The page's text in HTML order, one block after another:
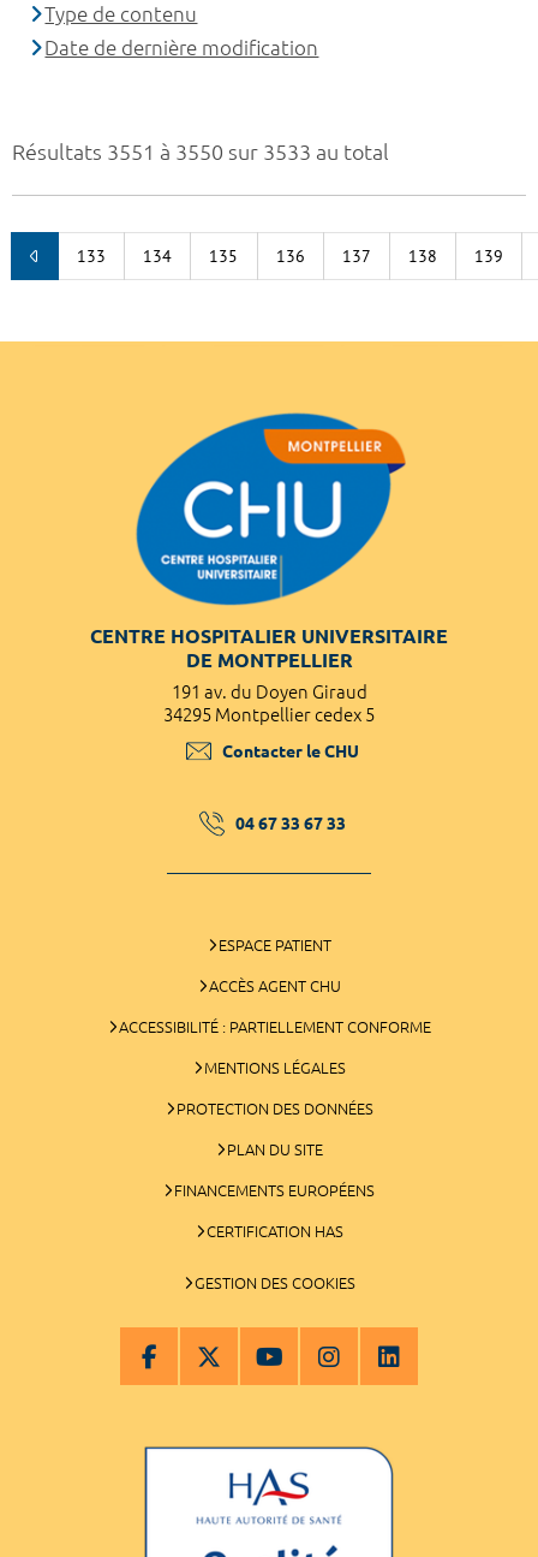
Résultats 3551 à 3550 sur 3533 au total
133 134 135 136 137 138 139
Type de contenu
Date de dernière modification
CENTRE HOSPITALIER UNIVERSITAIRE
DE MONTPELLIER
191 av. du Doyen Giraud
34295 Montpellier cedex 5
Contacter le CHU
04 67 33 67 33
ESPACE PATIENT
ACCÈS AGENT CHU
ACCESSIBILITÉ : PARTIELLEMENT CONFORME
MENTIONS LÉGALES
PROTECTION DES DONNÉES
PLAN DU SITE
FINANCEMENTS EUROPÉENS
CERTIFICATION HAS
GESTION DES COOKIES